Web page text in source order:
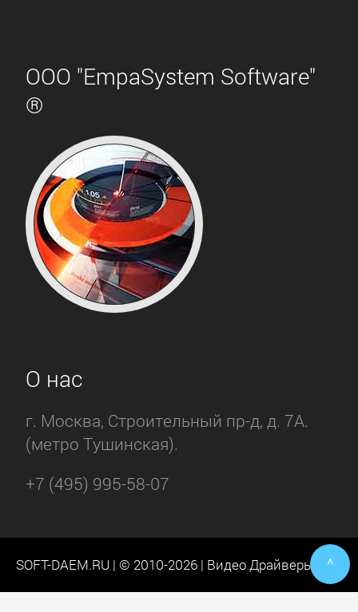
ООО "EmpaSystem Software"
®
О нас
г. Москва, Строительный пр-д, д. 7А.
(метро Тушинская).
+7 (495) 995-58-07
SOFT-DAEM.RU | © 2010-2026 | Видео Драйверы ^